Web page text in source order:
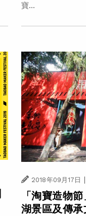
寶...
2018年09月17日
「淘寶造物
湖景區及傳承